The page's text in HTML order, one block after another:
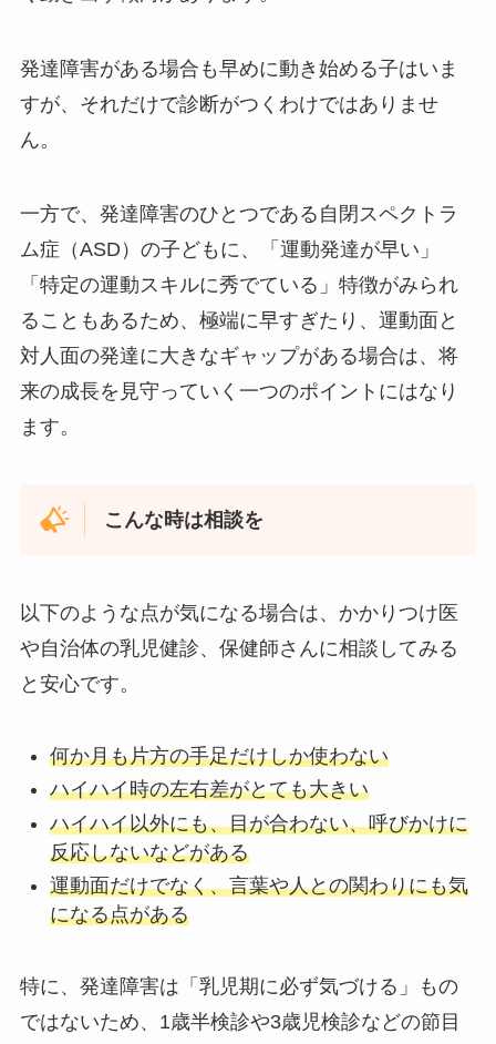
発達障害がある場合も早めに動き始める子はいま
すが、それだけで診断がつくわけではありませ
ん。
一方で、発達障害のひとつである自閉スペクトラ
ム症（ASD）の子どもに、「運動発達が早い」
「特定の運動スキルに秀でている」特徴がみられ
ることもあるため、極端に早すぎたり、運動面と
対人面の発達に大きなギャップがある場合は、将
来の成長を見守っていく一つのポイントにはなり
ます。
こんな時は相談を
以下のような点が気になる場合は、かかりつけ医
や自治体の乳児健診、保健師さんに相談してみる
と安心です。
何か月も片方の手足だけしか使わない
ハイハイ時の左右差がとても大きい
ハイハイ以外にも、目が合わない、呼びかけに
反応しないなどがある
運動面だけでなく、言葉や人との関わりにも気
になる点がある
特に、発達障害は「乳児期に必ず気づける」もの
ではないため、1歳半検診や3歳児検診などの節目